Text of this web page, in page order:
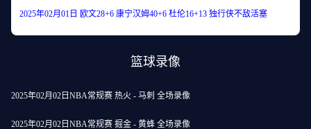
2025年02月01日 欧文28+6 康宁汉姆40+6 杜伦16+13 独行侠不敌活塞
篮球录像
2025年02月02日NBA常规赛 热火 - 马刺 全场录像
2025年02月02日NBA常规赛 掘金 - 黄蜂 全场录像